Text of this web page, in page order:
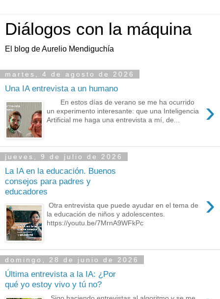
Diálogos con la máquina
El blog de Aurelio Mendiguchía
martes, 4 de agosto de 2026
Una IA entrevista a un humano
›
En estos días de verano se me ha ocurrido
un experimento interesante: que una Inteligencia
Artificial me haga una entrevista a mí, de...
jueves, 9 de julio de 2026
La IA en la educación. Buenos
consejos para padres y
educadores
›
Otra entrevista que puede ayudar en el tema de
la educación de niños y adolescentes.
https://youtu.be/7MrnA9WFkPc
domingo, 28 de junio de 2026
Última entrevista a la IA: ¿Por
qué yo estoy vivo y tú no?